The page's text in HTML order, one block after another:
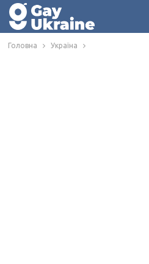
Головна Україна